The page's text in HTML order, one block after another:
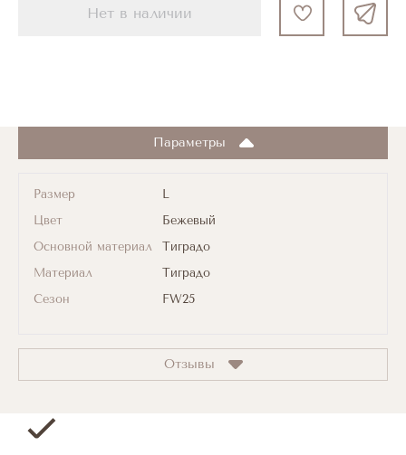
Нет в наличии
Параметры
Размер
L
Цвет
Бежевый
Основной материал
Тиградо
Материал
Тиградо
Сезон
FW25
Отзывы